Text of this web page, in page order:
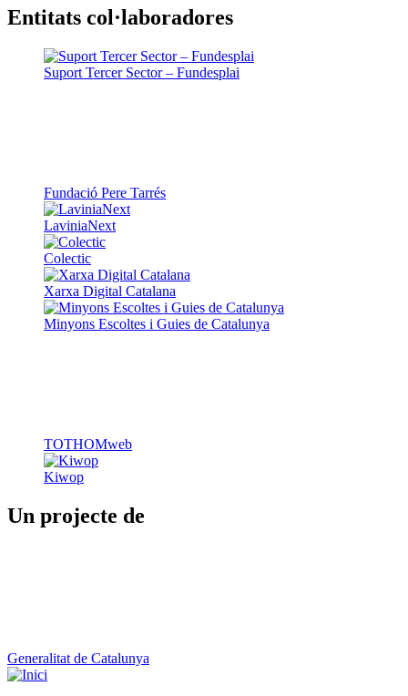
Entitats col·laboradores
Suport Tercer Sector – Fundesplai
Fundació Pere Tarrés
LaviniaNext
Colectic
Xarxa Digital Catalana
Minyons Escoltes i Guies de Catalunya
TOTHOMweb
Kiwop
Un projecte de
Generalitat de Catalunya